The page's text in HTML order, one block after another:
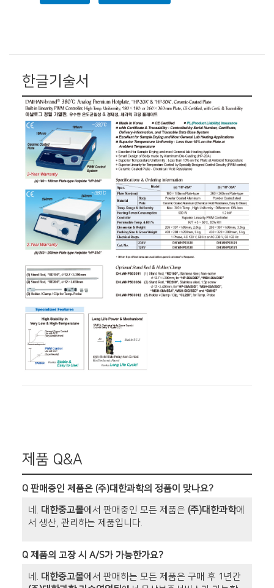
한글기술서
제품 Q&A
Q판매중인 제품은 (주)대한과학의 정품이 맞나요?
네. 대한중고몰에서 판매중인 모든 제품은 (주)대한과학에
서 생산, 관리하는 제품입니다.
Q제품의 고장 시 A/S가 가능한가요?
네. 대한중고몰에서 판매하는 모든 제품은 구매 후 1년간